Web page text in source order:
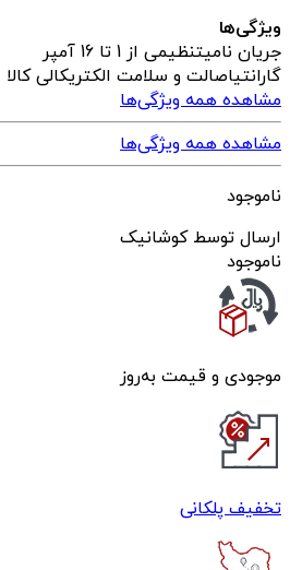
ویژگی‌ها
جریان نامیتنظیمی از 1 تا 16 آمپر
گارانتیاصالت و سلامت الکتریکالی کالا
مشاهده همه ویژگی‌ها
مشاهده همه ویژگی‌ها
ناموجود
ارسال توسط کوشانیک
ناموجود
موجودی و قیمت به‌روز
تخفیف پلکانی